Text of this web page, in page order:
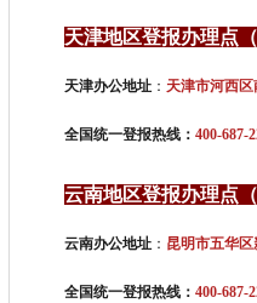
天津地区登报办理点
天津办公地址 ： 天津市河西
全国统一登报热线： 400-687-
云南地区登报办理点
云南办公地址 ： 昆明市五华区
全国统一登报热线： 400-687-